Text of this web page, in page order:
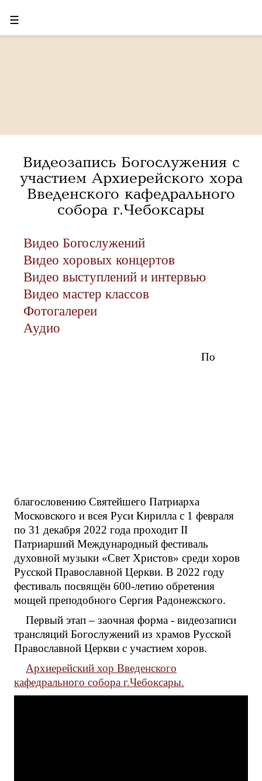
☰
Видеозапись Богослужения с
участием Архиерейского хора
Введенского кафедрального
собора г.Чебоксары
Видео Богослужений
Видео хоровых концертов
Видео выступлений и интервью
Видео мастер классов
Фотогалереи
Аудио
По
благословению Святейшего Патриарха
Московского и всея Руси Кирилла с 1 февраля
по 31 декабря 2022 года проходит II
Патриарший Международный фестиваль
духовной музыки «Свет Христов» среди хоров
Русской Православной Церкви. В 2022 году
фестиваль посвящён 600-летию обретения
мощей преподобного Сергия Радонежского.
Первый этап – заочная форма - видеозаписи
трансляций Богослужений из храмов Русской
Православной Церкви с участием хоров.
Архиерейский хор Введенского
кафедрального собора г.Чебоксары.